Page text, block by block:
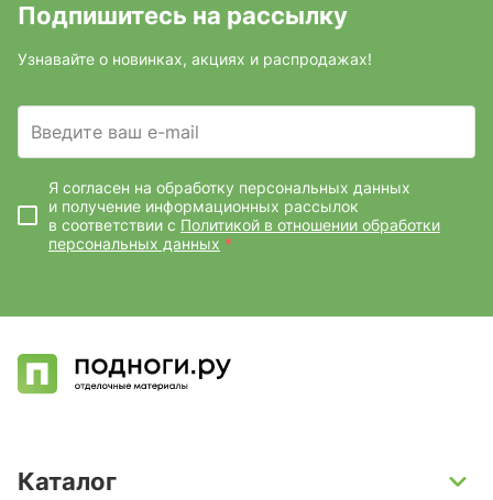
Подпишитесь на рассылку
Узнавайте о новинках, акциях и распродажах!
Введите ваш e-mail
Я согласен на обработку персональных данных
и получение информационных рассылок
в соответствии с Политикой в отношении обработки
персональных данных *
Каталог